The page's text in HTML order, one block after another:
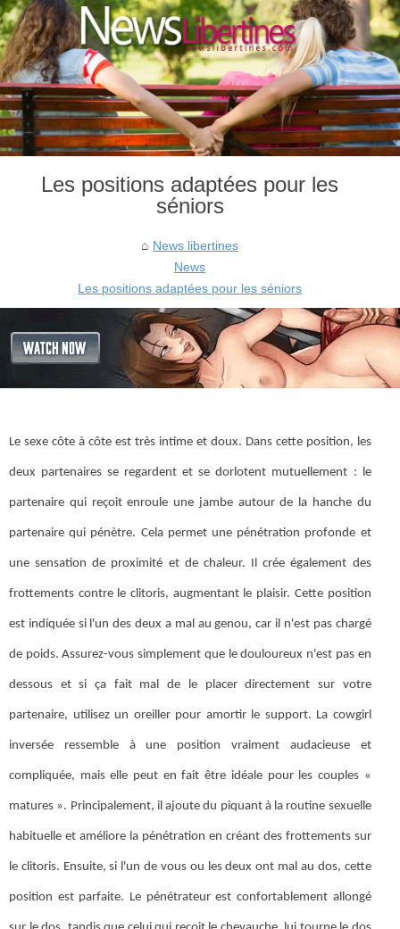
Les positions adaptées pour les
séniors
News libertines
News
Les positions adaptées pour les séniors
Le sexe côte à côte est très intime et doux. Dans cette position, les
deux partenaires se regardent et se dorlotent mutuellement : le
partenaire qui reçoit enroule une jambe autour de la hanche du
partenaire qui pénètre. Cela permet une pénétration profonde et
une sensation de proximité et de chaleur. Il crée également des
frottements contre le clitoris, augmentant le plaisir. Cette position
est indiquée si l'un des deux a mal au genou, car il n'est pas chargé
de poids. Assurez-vous simplement que le douloureux n'est pas en
dessous et si ça fait mal de le placer directement sur votre
partenaire, utilisez un oreiller pour amortir le support. La cowgirl
inversée ressemble à une position vraiment audacieuse et
compliquée, mais elle peut en fait être idéale pour les couples «
matures ». Principalement, il ajoute du piquant à la routine sexuelle
habituelle et améliore la pénétration en créant des frottements sur
le clitoris. Ensuite, si l'un de vous ou les deux ont mal au dos, cette
position est parfaite. Le pénétrateur est confortablement allongé